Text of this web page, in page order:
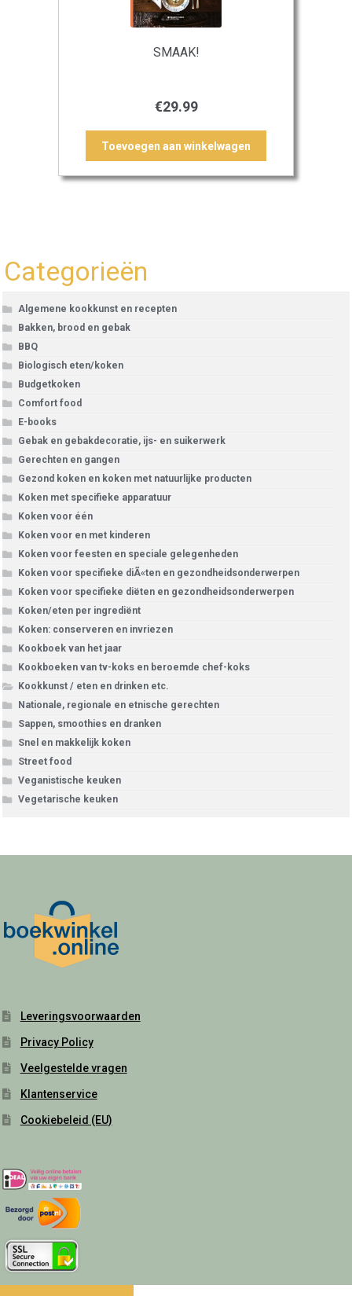
SMAAK!
€29.99
Toevoegen aan winkelwagen
Categorieën
Algemene kookkunst en recepten
Bakken, brood en gebak
BBQ
Biologisch eten/koken
Budgetkoken
Comfort food
E-books
Gebak en gebakdecoratie, ijs- en suikerwerk
Gerechten en gangen
Gezond koken en koken met natuurlijke producten
Koken met specifieke apparatuur
Koken voor één
Koken voor en met kinderen
Koken voor feesten en speciale gelegenheden
Koken voor specifieke diÃ«ten en gezondheidsonderwerpen
Koken voor specifieke diëten en gezondheidsonderwerpen
Koken/eten per ingrediënt
Koken: conserveren en invriezen
Kookboek van het jaar
Kookboeken van tv-koks en beroemde chef-koks
Kookkunst / eten en drinken etc.
Nationale, regionale en etnische gerechten
Sappen, smoothies en dranken
Snel en makkelijk koken
Street food
Veganistische keuken
Vegetarische keuken
Leveringsvoorwaarden
Privacy Policy
Veelgestelde vragen
Klantenservice
Cookiebeleid (EU)